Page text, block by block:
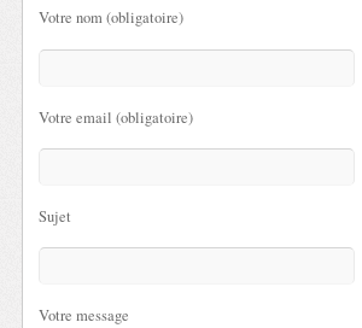
Votre nom (obligatoire)
Votre email (obligatoire)
Sujet
Votre message